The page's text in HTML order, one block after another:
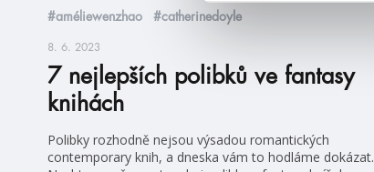
#améliewenzhao #catherinedoyle
8. 6. 2023
7 nejlepších polibků ve fantasy
knihách
Polibky rozhodně nejsou výsadou romantických
contemporary knih, a dneska vám to hodláme dokázat.